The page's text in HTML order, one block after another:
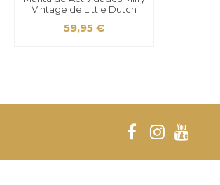
Vintage de Little Dutch
59,95 €